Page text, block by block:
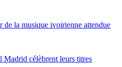
la musique ivoirienne attendue
Madrid célèbrent leurs titres